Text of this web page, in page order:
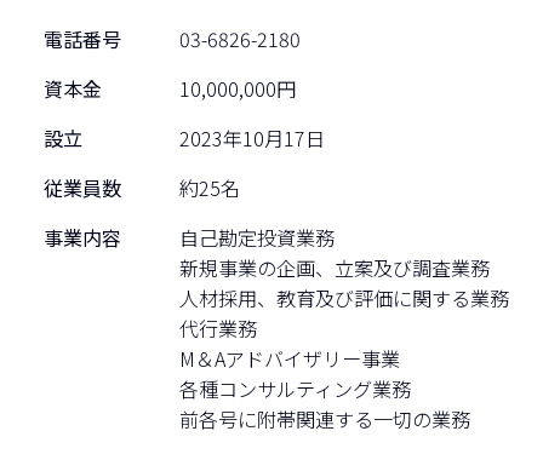
電話番号
03-6826-2180
資本金
10,000,000円
設立
2023年10月17日
従業員数
約25名
事業内容
自己勘定投資業務
新規事業の企画、立案及び調査業務
人材採用、教育及び評価に関する業務
代行業務
M＆Aアドバイザリー事業
各種コンサルティング業務
前各号に附帯関連する一切の業務